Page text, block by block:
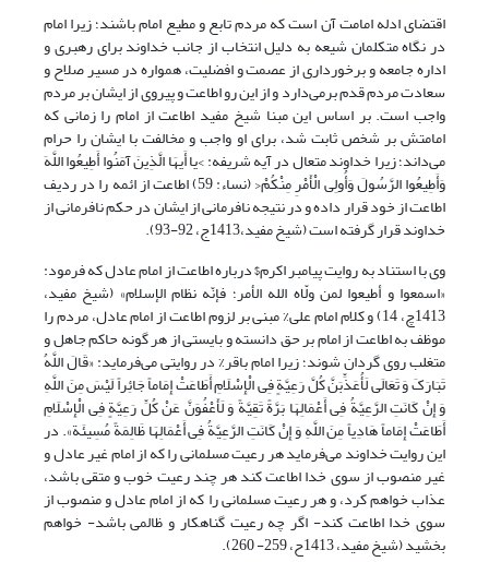
اقتضای ادله امامت آن است که مردم تابع و مطیع امام باشند؛ زیرا امام
در نگاه متکلمان شیعه به دلیل انتخاب از جانب خداوند برای رهبری و
اداره جامعه و برخورداری از عصمت و افضلیت، همواره در مسیر صلاح و
سعادت مردم قدم برمی‌دارد و از این رو اطاعت و پیروی از ایشان بر مردم
واجب است. بر اساس این مبنا شیخ مفید اطاعت از امام را زمانی که
امامتش بر شخص ثابت شد، برای او واجب و مخالفت با ایشان را حرام
می‌داند؛ زیرا خداوند متعال در آیه شریفه: >یا أَیهَا الَّذِینَ آمَنُوا أَطِیعُوا اللَّهَ
وَأَطِیعُوا الرَّسُولَ وَأُولِی الْأَمْرِ مِنْکُمْ< (نساء: 59) اطاعت از ائمه را در ردیف
اطاعت از خود قرار داده و در نتیجه نافرمانی از ایشان در حکم نافرمانی از
خداوند قرار گرفته است (شیخ مفید،1413ج، 92-93).
وی با استناد به روایت پیامبر اکرم$ درباره اطاعت از امام عادل که فرمود:
«اسمعوا و أطیعوا لمن ولّاه الله الأمر؛ فإنّه نظام الإسلام» (شیخ مفید،
1413چ، 14) و کلام امام علی% مبنی بر لزوم اطاعت از امام عادل، مردم را
موظف به اطاعت از امام بر حق دانسته و بایستی از هر گونه حاکم جاهل و
متغلب روی گردان شوند؛ زیرا امام باقر% در روایتی می‌فرماید: «قَالَ اللَّهُ
تَبَارَکَ وَ تَعَالَى لَأُعَذِّبَنَّ کُلَّ رَعِیَّةٍ فِی الْإِسْلَامِ أَطَاعَتْ إِمَاماً جَائِراً لَیْسَ مِنَ اللَّهِ
وَ إِنْ کَانَتِ الرَّعِیَّةُ فِی أَعْمَالِهَا بَرَّةً تَقِیَّةً وَ لَأَعْفُوَنَّ عَنْ کُلِّ رَعِیَّةٍ فِی الْإِسْلَامِ
أَطَاعَتْ إِمَاماً هَادِیاً مِنَ اللَّهِ وَ إِنْ کَانَتِ الرَّعِیَّةُ فِی أَعْمَالِهَا ظَالِمَةً مُسِیئَة». در
این روایت خداوند می‌فرماید هر رعیت مسلمانی را که از امام غیر عادل و
غیر ‌منصوب از سوی خدا اطاعت کند هر چند رعیت خوب و متقی باشد،
عذاب خواهم کرد، و هر رعیت مسلمانی را که از امام عادل و منصوب از
سوی خدا اطاعت کند- اگر چه رعیت گناهکار و ظالمی باشد- خواهم
بخشید (شیخ مفید، 1413ح، 259- 260).